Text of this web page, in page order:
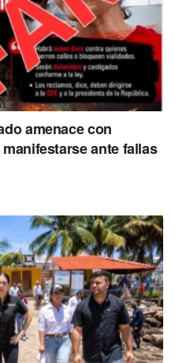
amenace con
ante fallas